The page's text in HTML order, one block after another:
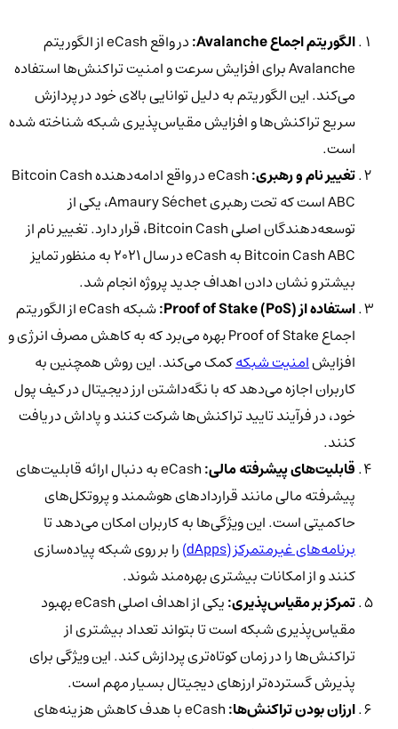
الگوریتم اجماع Avalanche:
در واقع eCash از الگوریتم
Avalanche برای افزایش سرعت و امنیت تراکنش‌ها استفاده
می‌کند. این الگوریتم به دلیل توانایی بالای خود در پردازش
سریع تراکنش‌ها و افزایش مقیاس‌پذیری شبکه شناخته شده
است.
تغییر نام و رهبری:
eCash در واقع ادامه‌دهنده Bitcoin Cash
ABC است که تحت رهبری Amaury Séchet، یکی از
توسعه‌دهندگان اصلی Bitcoin Cash، قرار دارد. تغییر نام از
Bitcoin Cash ABC به eCash در سال 2021 به منظور تمایز
بیشتر و نشان دادن اهداف جدید پروژه انجام شد.
استفاده از Proof of Stake (PoS):
شبکه eCash از الگوریتم
اجماع Proof of Stake بهره می‌برد که به کاهش مصرف انرژی و
افزایشامنیت شبکهکمک می‌کند. این روش همچنین به
کاربران اجازه می‌دهد که با نگه‌داشتن ارز دیجیتال در کیف پول
خود، در فرآیند تایید تراکنش‌ها شرکت کنند و پاداش دریافت
کنند.
قابلیت‌های پیشرفته مالی:
eCash به دنبال ارائه قابلیت‌های
پیشرفته مالی مانند قراردادهای هوشمند و پروتکل‌های
حاکمیتی است. این ویژگی‌ها به کاربران امکان می‌دهد تا
برنامه‌های غیرمتمرکز (dApps)
را بر روی شبکه پیاده‌سازی
کنند و از امکانات بیشتری بهره‌مند شوند.
تمرکز بر مقیاس‌پذیری:
یکی از اهداف اصلی eCash بهبود
مقیاس‌پذیری شبکه است تا بتواند تعداد بیشتری از
تراکنش‌ها را در زمان کوتاه‌تری پردازش کند. این ویژگی برای
پذیرش گسترده‌تر ارزهای دیجیتال بسیار مهم است.
ارزان بودن تراکنش‌ها:
eCash با هدف کاهش هزینه‌های